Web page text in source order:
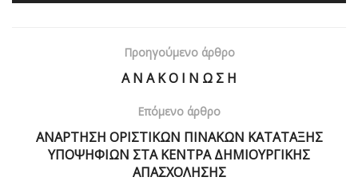
Προηγούμενο άρθρο
Α Ν Α Κ Ο Ι Ν Ω Σ Η
Επόμενο άρθρο
ΑΝΑΡΤΗΣΗ ΟΡΙΣΤΙΚΩΝ ΠΙΝΑΚΩΝ ΚΑΤΑΤΑΞΗΣ
ΥΠΟΨΗΦΙΩΝ ΣΤΑ ΚΕΝΤΡΑ ΔΗΜΙΟΥΡΓΙΚΗΣ
ΑΠΑΣΧΟΛΗΣΗΣ